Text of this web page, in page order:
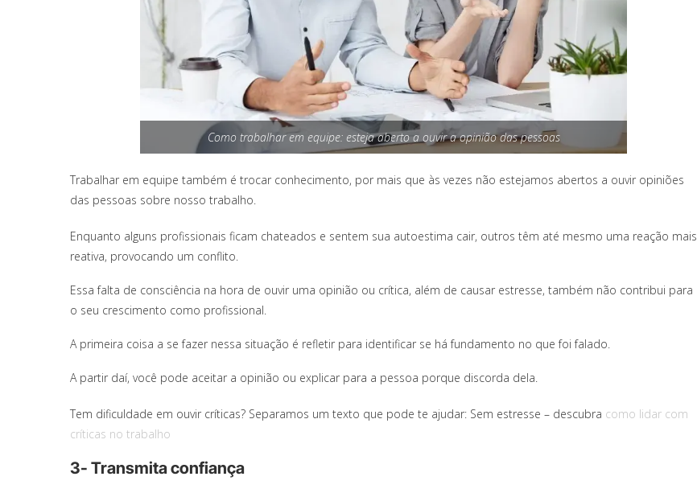
Como trabalhar em equipe: esteja aberto a ouvir a opinião das pessoas
Trabalhar em equipe também é trocar conhecimento, por mais que às vezes não estejamos abertos a ouvir opiniões
das pessoas sobre nosso trabalho.
Enquanto alguns profissionais ficam chateados e sentem sua autoestima cair, outros têm até mesmo uma reação mais
reativa, provocando um conflito.
Essa falta de consciência na hora de ouvir uma opinião ou crítica, além de causar estresse, também não contribui para
o seu crescimento como profissional.
A primeira coisa a se fazer nessa situação é refletir para identificar se há fundamento no que foi falado.
A partir daí, você pode aceitar a opinião ou explicar para a pessoa porque discorda dela.
Tem dificuldade em ouvir críticas? Separamos um texto que pode te ajudar: Sem estresse – descubra como lidar com
críticas no trabalho
3- Transmita confiança